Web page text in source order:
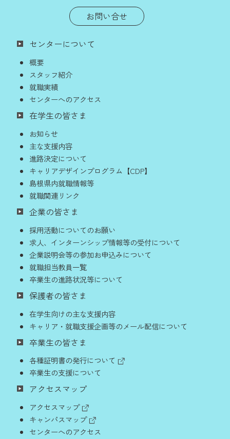
お問い合せ
センターについて
概要
スタッフ紹介
就職実績
センターへのアクセス
在学生の皆さま
お知らせ
主な支援内容
進路決定について
キャリアデザインプログラム【CDP】
島根県内就職情報等
就職関連リンク
企業の皆さま
採用活動についてのお願い
求人、インターンシップ情報等の受付について
企業説明会等の参加お申込みについて
就職担当教員一覧
卒業生の進路状況等について
保護者の皆さま
在学生向けの主な支援内容
キャリア・就職支援企画等のメール配信について
卒業生の皆さま
各種証明書の発行について
卒業生の支援について
アクセスマップ
アクセスマップ
キャンパスマップ
センターへのアクセス